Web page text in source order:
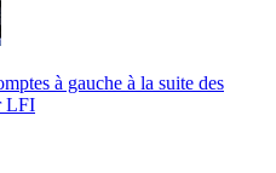
à gauche à la suite des
LFI